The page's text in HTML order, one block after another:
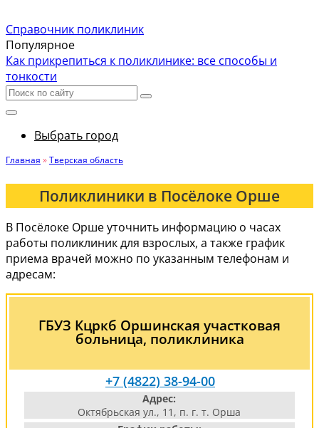
Справочник поликлиник
Популярное
Как прикрепиться к поликлинике: все способы и
тонкости
Выбрать город
Главная »Тверская область
Поликлиники в Посёлоке Орше
В Посёлоке Орше уточнить информацию о часах
работы поликлиник для взрослых, а также график
приема врачей можно по указанным телефонам и
адресам:
ГБУЗ Кцркб Оршинская участковая
больница, поликлиника
+7 (4822) 38-94-00
Адрес:
Октябрьская ул., 11, п. г. т. Орша